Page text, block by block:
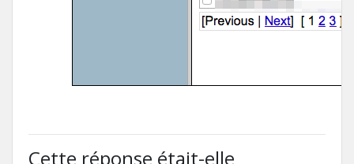
Cette réponse était-elle